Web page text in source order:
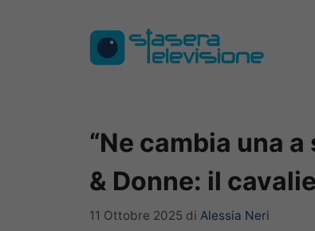
“Ne cambia una
& Donne: il
11 Ottobre 2025 di Alessia Neri